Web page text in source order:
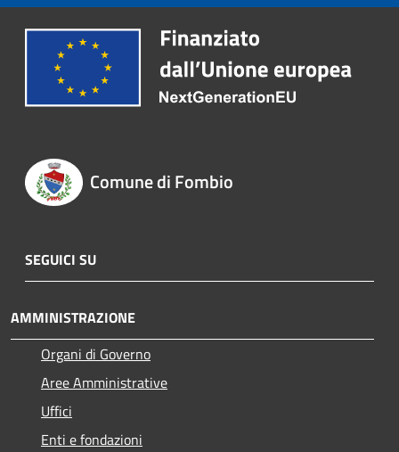
Comune di Fombio
SEGUICI SU
AMMINISTRAZIONE
Organi di Governo
Aree Amministrative
Uffici
Enti e fondazioni